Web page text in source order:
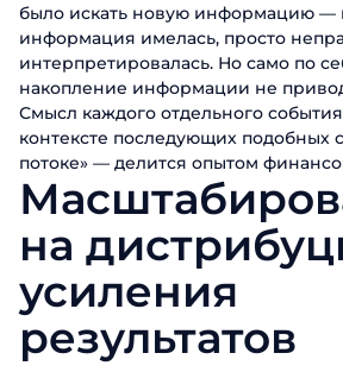
было искать новую информацию —
информация имелась, просто
интерпретировалась. Но само по
накопление информации не
Смысл каждого отдельного
контексте последующих подобных
потоке» — делится опытом
на
усиления
результатов
Заполните форму,
больше о продуктах
Имя
Телефон
Email
Должность
Спасибо за
Мы ценим, что вы
именно нашими
наших сотрудников
ближайшее время.
Заказать
Поговорите с нашим
сегодня
Имя
Телефон
Отправить
Спасибо за
Мы ценим, что вы
именно нашими
наших сотрудников
ближайшее время.
Спасибо за
Мы ценим, что вы
именно нашими
наших сотрудников
ближайшее время.